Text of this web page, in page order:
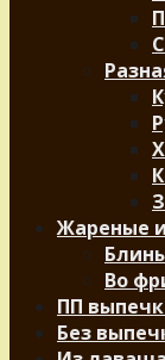
Жареные
Во
ПП
Без